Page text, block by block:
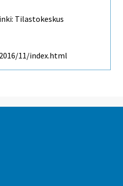
Tilastokeskus
11/index.html